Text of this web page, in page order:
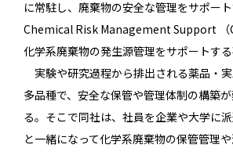
に常駐し、廃棄物の安全な管理をサポート
Chemical Risk Management Support （
化学系廃棄物の発生源管理をサポートする
実験や研究過程から排出される薬品・
多品種で、安全な保管や管理体制の構築
る。そこで同社は、社員を企業や大学に
と一緒になって化学系廃棄物の保管管理や